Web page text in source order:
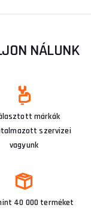
NÁLUNK
márkák
szervizei
vagyunk
40 000 terméket